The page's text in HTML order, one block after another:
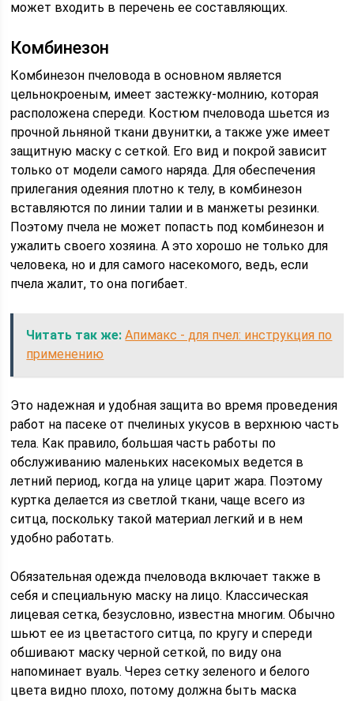
может входить в перечень ее составляющих.
Комбинезон
Комбинезон пчеловода в основном является
цельнокроеным, имеет застежку-молнию, которая
расположена спереди. Костюм пчеловода шьется из
прочной льняной ткани двунитки, а также уже имеет
защитную маску с сеткой. Его вид и покрой зависит
только от модели самого наряда. Для обеспечения
прилегания одеяния плотно к телу, в комбинезон
вставляются по линии талии и в манжеты резинки.
Поэтому пчела не может попасть под комбинезон и
ужалить своего хозяина. А это хорошо не только для
человека, но и для самого насекомого, ведь, если
пчела жалит, то она погибает.
Читать так же: Апимакс - для пчел: инструкция по
применению
Это надежная и удобная защита во время проведения
работ на пасеке от пчелиных укусов в верхнюю часть
тела. Как правило, большая часть работы по
обслуживанию маленьких насекомых ведется в
летний период, когда на улице царит жара. Поэтому
куртка делается из светлой ткани, чаще всего из
ситца, поскольку такой материал легкий и в нем
удобно работать.
Обязательная одежда пчеловода включает также в
себя и специальную маску на лицо. Классическая
лицевая сетка, безусловно, известна многим. Обычно
шьют ее из цветастого ситца, по кругу и спереди
обшивают маску черной сеткой, по виду она
напоминает вуаль. Через сетку зеленого и белого
цвета видно плохо, потому должна быть маска